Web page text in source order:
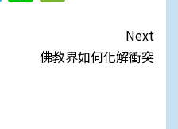
Next
佛教界如何化解衝突